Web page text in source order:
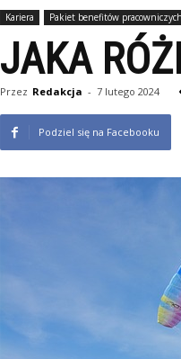
Kariera Pakiet benefitów pracowniczych
JAKA
Przez Redakcja - 7 lutego 2024
Podziel się na Facebooku